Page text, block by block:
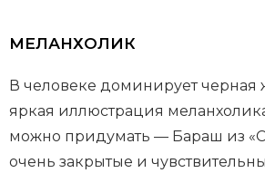
МЕЛАНХОЛИК
В человеке доминирует черная
яркая иллюстрация
можно придумать — Бараш из
очень закрытые и